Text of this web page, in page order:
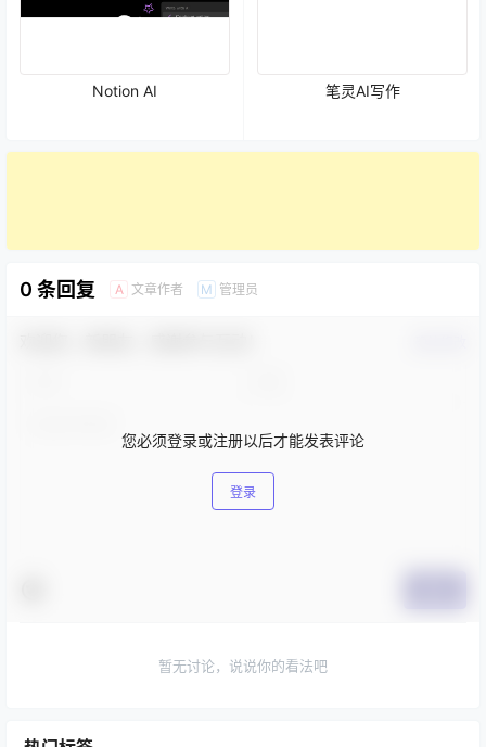
Notion AI 笔灵AI写作
0 条回复 A 文章作者 M 管理员
您必须登录或注册以后才能发表评论
登录
暂无讨论，说说你的看法吧